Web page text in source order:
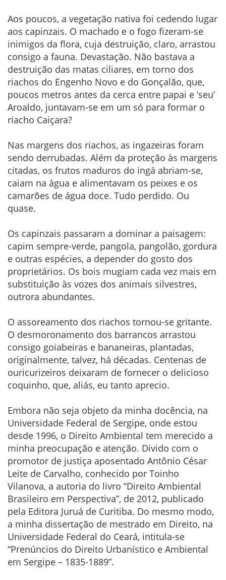
Aos poucos, a vegetação nativa foi cedendo lugar
aos capinzais. O machado e o fogo fizeram-se
inimigos da flora, cuja destruição, claro, arrastou
consigo a fauna. Devastação. Não bastava a
destruição das matas ciliares, em torno dos
riachos do Engenho Novo e do Gonçalão, que,
poucos metros antes da cerca entre papai e ‘seu’
Aroaldo, juntavam-se em um só para formar o
riacho Caiçara?
Nas margens dos riachos, as ingazeiras foram
sendo derrubadas. Além da proteção às margens
citadas, os frutos maduros do ingá abriam-se,
caiam na água e alimentavam os peixes e os
camarões de água doce. Tudo perdido. Ou
quase.
Os capinzais passaram a dominar a paisagem:
capim sempre-verde, pangola, pangolão, gordura
e outras espécies, a depender do gosto dos
proprietários. Os bois mugiam cada vez mais em
substituição às vozes dos animais silvestres,
outrora abundantes.
O assoreamento dos riachos tornou-se gritante.
O desmoronamento dos barrancos arrastou
consigo goiabeiras e bananeiras, plantadas,
originalmente, talvez, há décadas. Centenas de
ouricurizeiros deixaram de fornecer o delicioso
coquinho, que, aliás, eu tanto aprecio.
Embora não seja objeto da minha docência, na
Universidade Federal de Sergipe, onde estou
desde 1996, o Direito Ambiental tem merecido a
minha preocupação e atenção. Divido com o
promotor de justiça aposentado Antônio César
Leite de Carvalho, conhecido por Toinho
Vilanova, a autoria do livro “Direito Ambiental
Brasileiro em Perspectiva”, de 2012, publicado
pela Editora Juruá de Curitiba. Do mesmo modo,
a minha dissertação de mestrado em Direito, na
Universidade Federal do Ceará, intitula-se
“Prenúncios do Direito Urbanístico e Ambiental
em Sergipe – 1835-1889”.